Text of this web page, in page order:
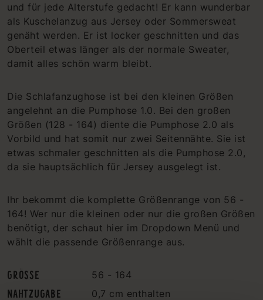
und für jede Alterstufe gedacht! Er kann wunderbar
als Kuschelanzug aus Jersey oder Sommersweat
genäht werden. Er ist locker geschnitten und das
Oberteil etwas länger als der normale Sweater,
damit alles schön warm bleibt.
Die Schlafanzughose ist bei den kleinen Größen
angelehnt an die Pumphose 1.0. Bei den großen
Größen (128 - 164) diente die Pumphose 2.0 als
Vorbild und hat somit nur zwei Seitennähte. Sie ist
etwas schmaler geschnitten als die Pumphose 2.0,
da sie hauptsächlich für Jersey ausgelegt ist.
Ihr bekommt die komplette Größenrange von 56 -
164! Wer nur die kleinen oder nur die großen Größen
benötigt, der schaut hier im Dropdown Menü und
wählt die passende Größenrange aus.
GRÖSSE 56 - 164
NAHTZUGABE 0,7 cm enthalten